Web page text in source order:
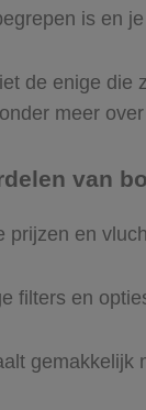
is en
de enige die
meer
van
prijzen en
filters en
gemakkelijk